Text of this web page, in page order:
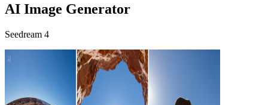
AI Image Generator
Seedream 4